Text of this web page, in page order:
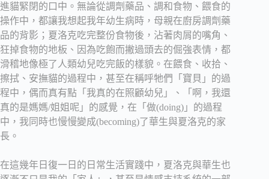
進貓緊閉的口中。無論從調劑藥品、調和食物、餵食的
操作中，都讓我想起我年幼生病時，母親在廚房調劑藥
品的背影；夏洛克吃完整份食物後，沾著肉屑的嘴角、
狂掉食物的地板、因為吃飽而撇過頭去的倔強表情，都
滑稽地像極了人類幼兒吃完飯的樣貌。在餵食、收拾、
擦拭、安撫貓的過程中，甚至在稱呼牠們「寶貝」的過
程中，偶而真有點「我真的在照顧幼兒」、「啊，我還
真的是媽媽/姐姐呢」的感覺，在「做(doing)」的過程
中，我同時也慢慢變成(becoming)了華生與夏洛克的家
長。
在這幾年日復一日的日常生活實踐中，夏洛克與華生也